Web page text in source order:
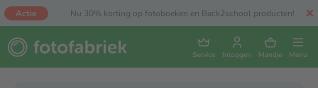
Actie Nu 30% korting op fotoboeken en Back2school producten!
Service Inloggen Mandje Menu